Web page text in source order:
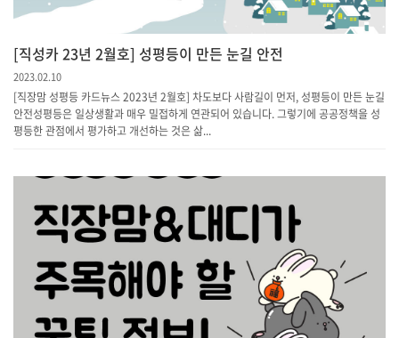
[직성카 23년 2월호] 성평등이 만든 눈길 안전
2023.02.10
[직장맘 성평등 카드뉴스 2023년 2월호] 차도보다 사람길이 먼저, 성평등이 만든 눈길
안전성평등은 일상생활과 매우 밀접하게 연관되어 있습니다. 그렇기에 공공정책을 성
평등한 관점에서 평가하고 개선하는 것은 삶...